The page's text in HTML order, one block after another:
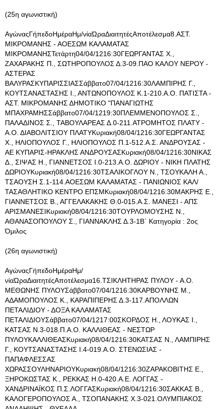
(25η αγωνιστική)
ΑγώναςΓήπεδοΗμέραΗμ/νίαΏραΔιαιτητέςΑποτέλεσμα8.ΑΣΤ.
ΜΙΚΡΟΜΑΝΗΣ - ΑΟΕΣΩΜ ΚΑΛΑΜΑΤΑΣ
ΜΙΚΡΟΜΑΝΗΣΤετάρτη04/04/1216:30ΓΕΩΡΓΑΝΤΑΣ Χ.,
ΖΑΧΑΡΑΚΗΣ Π., ΣΩΤΗΡΟΠΟΥΛΟΣ Δ.3-09.ΠΑΟ ΚΑΛΟΥ ΝΕΡΟΥ -
ΑΣΤΕΡΑΣ
ΒΑΛΥΡΑΣΚΥΠΑΡΙΣΣΙΑΣΣάββατο07/04/1216:30ΛΑΜΠΙΡΗΣ Γ.,
ΚΟΥΤΣΑΝΑΣΤΑΣΗΣ Ι., ΑΝΤΩΝΟΠΟΥΛΟΣ Κ.1-210.Α.Ο. ΠΑΤΙΣΤΑ -
ΑΣΤ. ΜΙΚΡΟΜΑΝΗΣ ΔΗΜΟΤΙΚΟ "ΠΑΝΑΓΙΩΤΗΣ
ΜΠΑΧΡΑΜΗΣΣάββατο07/04/1219:30ΠΛΕΜΜΕΝΟΠΟΥΛΟΣ Σ.,
ΠΑΛΑΔΙΝΟΣ Σ., ΤΑΒΟΥΛΑΡΕΑΣ Δ.0-211.ΑΤΡΟΜΗΤΟΣ ΠΛΑΤΥ -
Α.Ο. ΔΙΑΒΟΛΙΤΣΙΟΥ ΠΛΑΤΥΚυριακή08/04/1216:30ΓΕΩΡΓΑΝΤΑΣ
Χ., ΗΛΙΟΠΟΥΛΟΣ Γ., ΗΛΙΟΠΟΥΛΟΣ Π.1-512.Α.Σ. ΑΝΔΡΟΥΣΑΣ -
ΑΕ ΚΥΠΑΡΙΣ-ΗΡΑΚΛΗΣ ΑΝΔΡΟΥΣΑΣΚυριακή08/04/1216:30ΝΙΚΑΣ
Δ., ΣΙΨΑΣ Η., ΓΙΑΝΝΕΤΣΟΣ Ι.0-213.Α.Ο. ΔΩΡΙΟΥ - ΝΙΚΗ ΠΛΑΤΗΣ
ΔΩΡΙΟΥΚυριακή08/04/1216:30ΤΣΑΛΙΚΟΓΛΟΥ Ν., ΤΣΟΥΚΑΛΗ Α.,
ΤΣΑΟΥΣΗ Σ.1-114.ΑΟΕΣΩΜ ΚΑΛΑΜΑΤΑΣ - ΠΑΝΙΩΝΙΟΣ ΚΑΛ/
ΤΑΣΑΘΛΗΤΙΚΟ ΚΕΝΤΡΟ ΕΠΣΜΚυριακή08/04/1216:30ΜΑΚΡΗΣ Ε.,
ΓΙΑΝΝΕΤΣΟΣ Β., ΑΓΓΕΛΑΚΑΚΗΣ Θ.0-015.Α.Σ. ΜΑΝΕΣΙ - ΑΠΣ
ΑΡΙΣΜΑΝΕΣΙΚυριακή08/04/1216:30ΤΟΥΡΛΟΜΟΥΣΗΣ Ν.,
ΑΘΑΝΑΣΟΠΟΥΛΟΥ Σ., ΓΙΑΝΝΑΚΛΗΣ Δ.3-1Β΄ Κατηγορία : 2ος
Όμιλος
(26η αγωνιστική)
ΑγώναςΓήπεδοΗμέραΗμ/
νίαΏραΔιαιτητέςΑποτέλεσμα16.ΤΣΙΚΛΗΤΗΡΑΣ ΠΥΛΟΥ - Α.Ο.
ΜΕΘΩΝΗΣ ΠΥΛΟΥΣάββατο07/04/1216:30ΚΑΡΒΟΥΝΗΣ Μ.,
ΑΔΑΜΟΠΟΥΛΟΣ Κ., ΚΑΡΑΠΙΠΕΡΗΣ Δ.3-117.ΑΠΟΛΛΩΝ
ΠΕΤΑΛΙΔΙΟΥ - ΔΟΞΑ ΚΑΛΑΜΑΤΑΣ
ΠΕΤΑΛΙΔΙΟΥΣάββατο07/04/1217:00ΣΚΟΡΔΟΣ Η., ΛΟΥΚΑΣ Ι.,
ΚΑΤΣΑΣ Ν.3-018.Π.Α.Ο. ΚΑΛΛΙΘΕΑΣ - ΝΕΣΤΩΡ
ΠΥΛΟΥΚΑΛΛΙΘΕΑΣΚυριακή08/04/1216:30ΚΑΤΣΑΣ Ν., ΛΑΜΠΙΡΗΣ
Γ., ΚΟΥΤΣΑΝΑΣΤΑΣΗΣ Ι.4-019.Α.Ο. ΣΤΕΝΩΣΙΑΣ -
ΠΑΠΑΦΛΕΣΣΑΣ
ΧΩΡΑΣΣΟΥΛΗΝΑΡΙΟΥΚυριακή08/04/1216:30ΖΑΡΑΚΟΒΙΤΗΣ Ε.,
ΞΗΡΟΚΩΣΤΑΣ Κ., ΡΕΚΚΑΣ Η.0-420.Α.Ε. ΛΟΓΓΑΣ -
ΧΑΝΔΡΙΝΑΪΚΟΣ Π.Σ.ΛΟΓΓΑΣΚυριακή08/04/1216:30ΣΑΚΚΑΣ Β.,
ΚΑΛΟΓΕΡΟΠΟΥΛΟΣ Α., ΤΣΟΠΑΝΑΚΗΣ Χ.3-021.ΟΛΥΜΠΙΑΚΟΣ